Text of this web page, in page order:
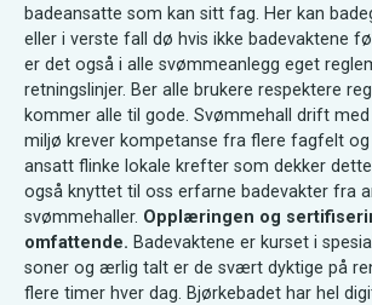
badeansatte som kan sitt fag. Her kan
eller i verste fall dø hvis ikke badevaktene
er det også i alle svømmeanlegg eget
retningslinjer. Ber alle brukere respektere
kommer alle til gode. Svømmehall drift
miljø krever kompetanse fra flere fagfelt
ansatt flinke lokale krefter som dekker
også knyttet til oss erfarne badevakter fra
svømmehaller. Opplæringen og
omfattende. Badevaktene er kurset i
soner og ærlig talt er de svært dyktige på
flere timer hver dag. Bjørkebadet har hel